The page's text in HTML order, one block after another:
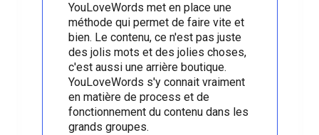
YouLoveWords met en place une
méthode qui permet de faire vite et
bien. Le contenu, ce n'est pas juste
des jolis mots et des jolies choses,
c'est aussi une arrière boutique.
YouLoveWords s'y connait vraiment
en matière de process et de
fonctionnement du contenu dans les
grands groupes.